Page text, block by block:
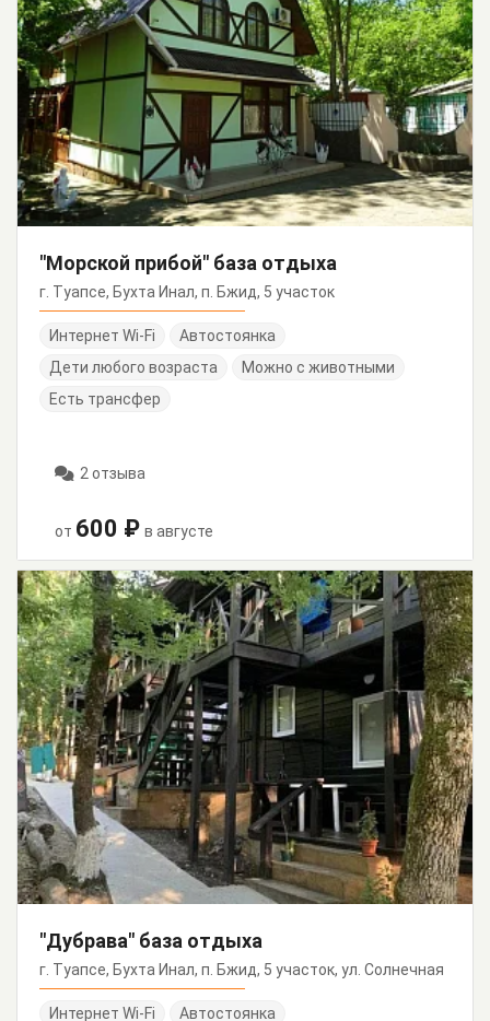
"Морской прибой" база отдыха
г. Туапсе, Бухта Инал, п. Бжид, 5 участок
Интернет Wi-Fi
Автостоянка
Дети любого возраста
Можно с животными
Есть трансфер
2 отзыва
от 600 ₽ в августе
"Дубрава" база отдыха
г. Туапсе, Бухта Инал, п. Бжид, 5 участок, ул. Солнечная
Интернет Wi-Fi
Автостоянка